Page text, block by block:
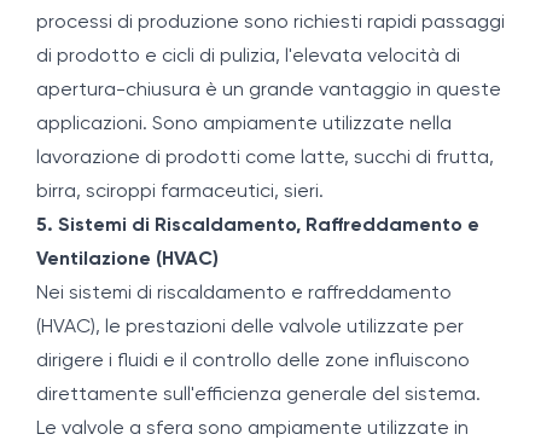
processi di produzione sono richiesti rapidi passaggi
di prodotto e cicli di pulizia, l'elevata velocità di
apertura-chiusura è un grande vantaggio in queste
applicazioni. Sono ampiamente utilizzate nella
lavorazione di prodotti come latte, succhi di frutta,
birra, sciroppi farmaceutici, sieri.
5. Sistemi di Riscaldamento, Raffreddamento e
Ventilazione (HVAC)
Nei sistemi di riscaldamento e raffreddamento
(HVAC), le prestazioni delle valvole utilizzate per
dirigere i fluidi e il controllo delle zone influiscono
direttamente sull'efficienza generale del sistema.
Le valvole a sfera sono ampiamente utilizzate in